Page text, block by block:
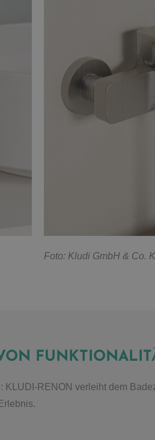
Foto: Kludi GmbH & Co.
RENON verleiht dem